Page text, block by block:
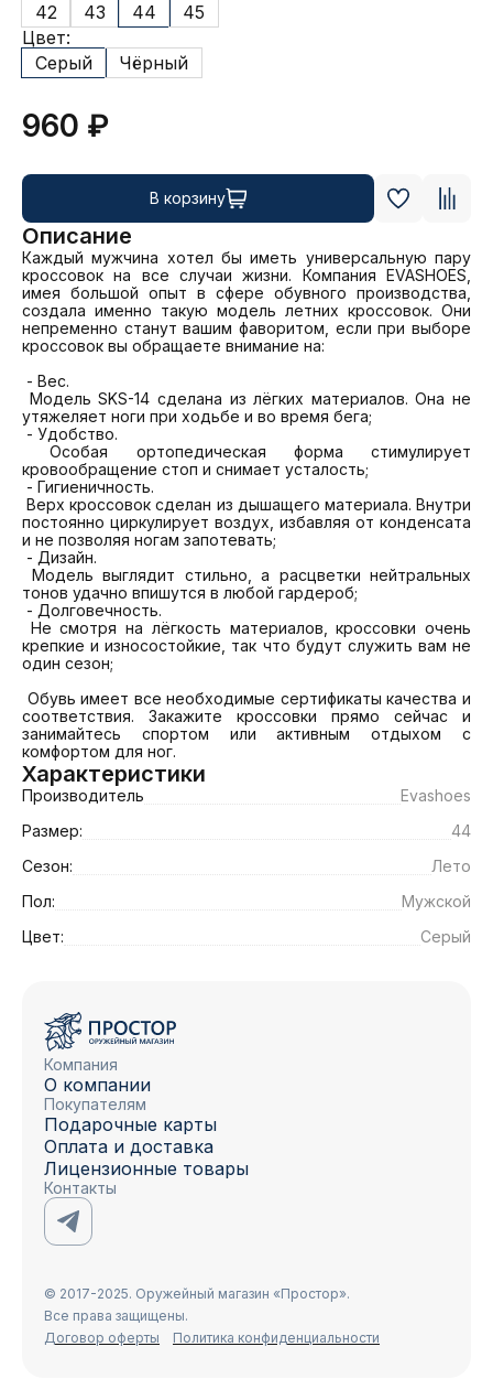
42
43 44
45
Цвет:
Серый
Чёрный
960 ₽
В корзину
Описание
Каждый мужчина хотел бы иметь универсальную пару
кроссовок на все случаи жизни. Компания EVASHOES,
имея большой опыт в сфере обувного производства,
создала именно такую модель летних кроссовок. Они
непременно станут вашим фаворитом, если при выборе
кроссовок вы обращаете внимание на:
утяжеляет ноги при ходьбе и во время бега;
Особая ортопедическая форма стимулирует
кровообращение стоп и снимает усталость;
Верх кроссовок сделан из дышащего материала. Внутри
постоянно циркулирует воздух, избавляя от конденсата
и не позволяя ногам запотевать;
тонов удачно впишутся в любой гардероб;
крепкие и износостойкие, так что будут служить вам не
один сезон;
соответствия. Закажите кроссовки прямо сейчас и
занимайтесь спортом или активным отдыхом с
комфортом для ног.
Характеристики
Производитель
Еvashoes
Размер:
44
Сезон:
Лето
Пол:
Мужской
Цвет:
Серый
Компания
О компании
Покупателям
Подарочные карты
Оплата и доставка
Лицензионные товары
Контакты
© 2017-2025. Оружейный магазин «Простор».
Все права защищены.
Договор оферты
Политика конфиденциальности